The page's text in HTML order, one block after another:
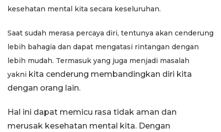
kesehatan mental kita secara keseluruhan.
Saat sudah merasa percaya diri, tentunya akan cenderung
lebih bahagia dan dapat mengatasi rintangan dengan
lebih mudah. Termasuk yang juga menjadi masalah
yakni kita cenderung membandingkan diri kita
dengan orang lain.
Hal ini dapat memicu rasa tidak aman dan
merusak kesehatan mental kita. Dengan